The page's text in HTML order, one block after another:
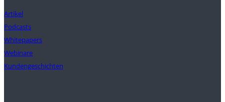
Artikel
Podcasts
Whitepapers
Webinare
Kundengeschichten